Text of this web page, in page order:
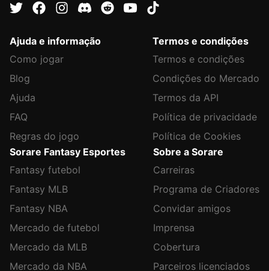
Ajuda e informação
Como jogar
Blog
Ajuda
FAQ
Regras do jogo
Termos e condições
Termos e condições
Condições do Mercado
Termos da API
Política de privacidade
Política de Cookies
Sorare Fantasy Esportes
Fantasy futebol
Fantasy MLB
Fantasy NBA
Mercado de futebol
Mercado da MLB
Mercado da NBA
Sobre a Sorare
Carreiras
Programa de Criadores
Convidar amigos
Imprensa
Cobertura
Parceiros licenciados